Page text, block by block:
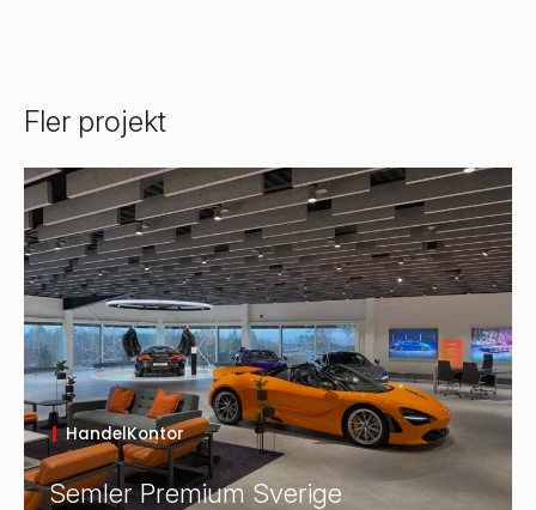
Fler projekt
Semler Premium Sverige
HandelKontor